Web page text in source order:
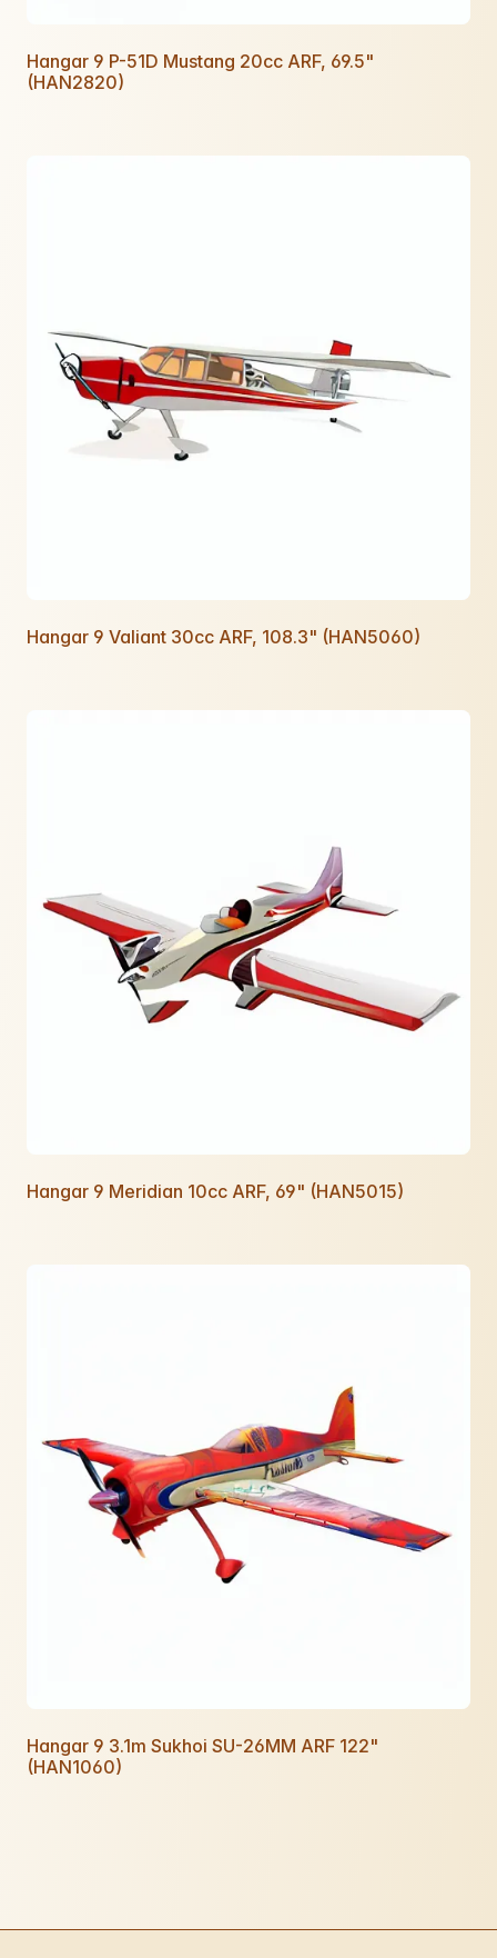
Hangar 9 P-51D Mustang 20cc ARF, 69.5"
(HAN2820)
Hangar 9 Valiant 30cc ARF, 108.3" (HAN5060)
Hangar 9 Meridian 10cc ARF, 69" (HAN5015)
Hangar 9 3.1m Sukhoi SU-26MM ARF 122"
(HAN1060)